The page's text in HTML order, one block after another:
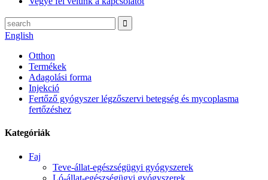
English
Otthon
Termékek
Adagolási forma
Injekció
Fertőző gyógyszer légzőszervi betegség és mycoplasma
fertőzéshez
Kategóriák
Faj
Teve-állat-egészségügyi gyógyszerek
Ló-állat-egészségügyi gyógyszerek